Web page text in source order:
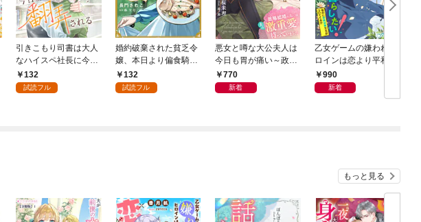
引きこもり司書は大人
なハイスペ社長に今日
も翻弄される１
132
試読フル
婚約破棄された貧乏令
嬢、本日より偏食騎士
団長の専属料理人にな
ります！１
132
試読フル
悪女と噂な大公夫人は
今日も胃が痛い～政略
結婚の先には夫の激重
愛が待っていました～
770
新着
乙女ゲームの嫌われヒ
ロインは恋より平和に
暮らしたい！（なのに
攻略対象たちがついて
990
新着
もっと見る